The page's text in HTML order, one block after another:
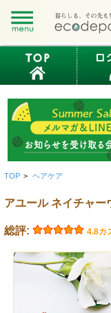
TOP > ヘアケア
アユール ネイチャー
総評: 4.8カ